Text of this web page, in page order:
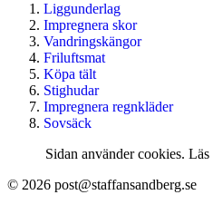
Liggunderlag
Impregnera skor
Vandringskängor
Friluftsmat
Köpa tält
Stighudar
Impregnera regnkläder
Sovsäck
Sidan använder cookies.
© 2026 post@staffansandberg.se